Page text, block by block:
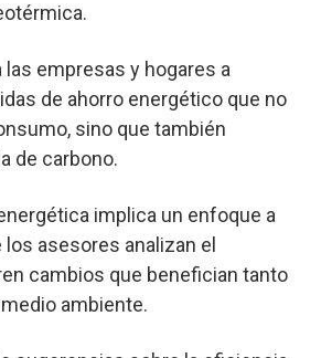
las empresas y hogares a
de ahorro energético que no
sino que también
de carbono.
implica un enfoque a
los asesores analizan el
cambios que benefician tanto
ambiente.